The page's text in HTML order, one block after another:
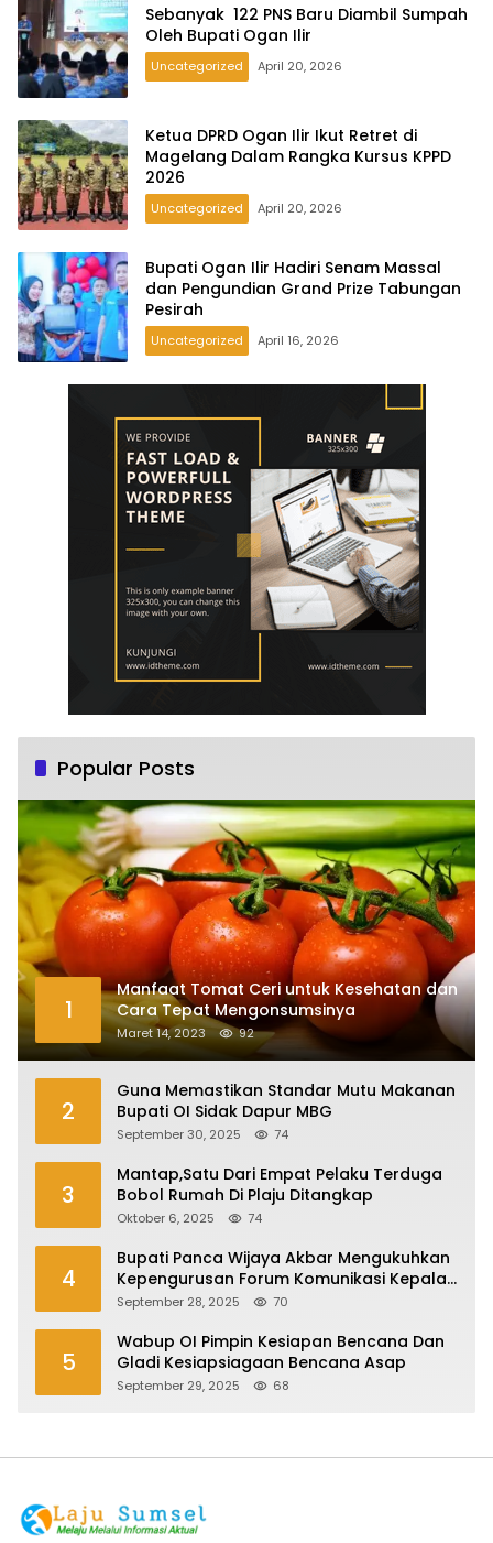
Sebanyak 122 PNS Baru Diambil Sumpah
Oleh Bupati Ogan Ilir
Uncategorized April 20, 2026
Ketua DPRD Ogan Ilir Ikut Retret di
Magelang Dalam Rangka Kursus KPPD
2026
Uncategorized April 20, 2026
Bupati Ogan Ilir Hadiri Senam Massal
dan Pengundian Grand Prize Tabungan
Pesirah
Uncategorized April 16, 2026
Popular Posts
1
Manfaat Tomat Ceri untuk Kesehatan dan
Cara Tepat Mengonsumsinya
Maret 14, 2023 92
2
Guna Memastikan Standar Mutu Makanan
Bupati OI Sidak Dapur MBG
September 30, 2025 74
3
Mantap,Satu Dari Empat Pelaku Terduga
Bobol Rumah Di Plaju Ditangkap
Oktober 6, 2025 74
4
Bupati Panca Wijaya Akbar Mengukuhkan
Kepengurusan Forum Komunikasi Kepala
Desa Kabupaten Ogan Ilir Periode 2025-
September 28, 2025 70
5
Wabup OI Pimpin Kesiapan Bencana Dan
Gladi Kesiapsiagaan Bencana Asap
September 29, 2025 68